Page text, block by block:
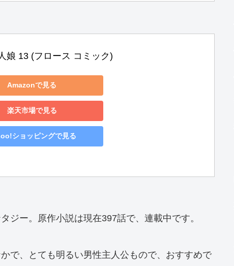
娘 13 (フロース コミック)
Amazonで見る
楽天市場で見る
ショッピングで見る
ジー。原作小説は現在397話で、連載中です。
で、とても明るい男性主人公もので、おすすめで